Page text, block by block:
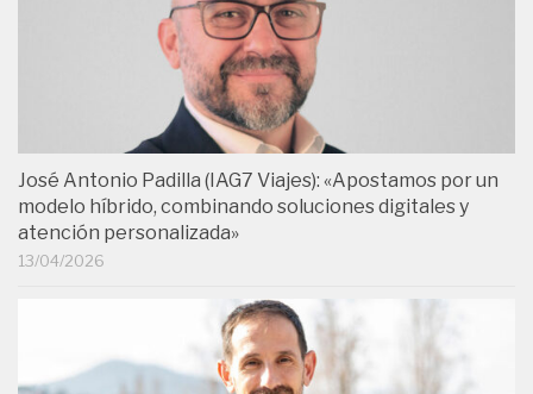
José Antonio Padilla (IAG7 Viajes): «Apostamos por un
modelo híbrido, combinando soluciones digitales y
atención personalizada»
13/04/2026